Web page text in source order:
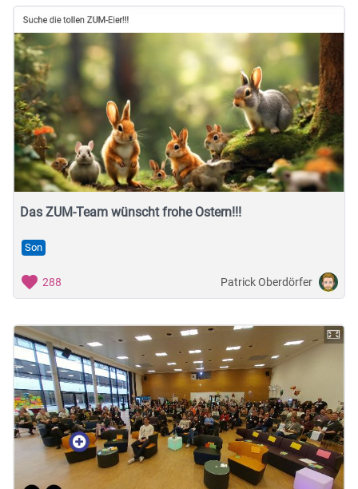
Das ZUM-Team wünscht frohe Ostern!!!
Son
288 Patrick Oberdörfer